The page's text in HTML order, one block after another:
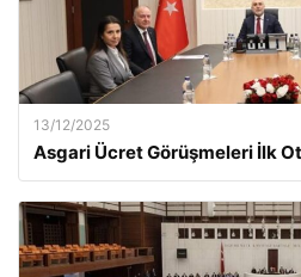
13/12/2025
Asgari Ücret Görüşmeleri İlk